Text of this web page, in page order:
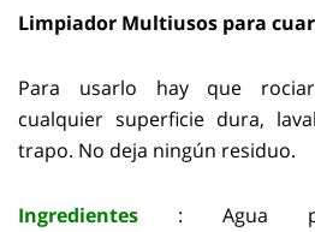
Limpiador Multiusos para
Para usarlo hay que
cualquier superficie dura,
trapo. No deja ningún residuo.
Ingredientes : Agua